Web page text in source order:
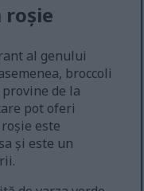
al genului
broccoli
de la
pot oferi
este
și este un